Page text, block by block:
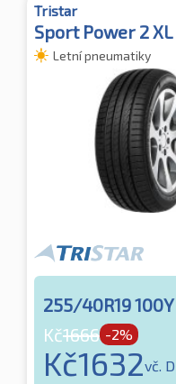
Tristar
Sport Power 2 XL
Letní pneumatiky
255/40R19 100Y
Kč1666 -2%
Kč1632vč.